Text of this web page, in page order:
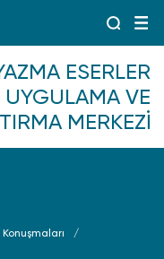
UYGULAMA VE
MERKEZI